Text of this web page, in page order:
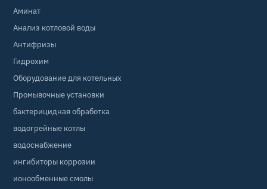
Аминат
Анализ котловой воды
Антифризы
Гидрохим
Оборудование для котельных
Промывочные установки
бактерицидная обработка
водогрейные котлы
водоснабжение
ингибиторы коррозии
ионообменные смолы